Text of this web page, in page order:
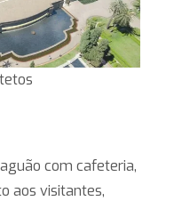
com cafeteria,
aos visitantes,